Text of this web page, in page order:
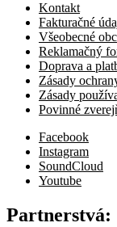
Kontakt
Fakturačné
Všeobecné
Reklamačný
Doprava a
Zásady
Zásady
Povinné
Facebook
Instagram
SoundCloud
Youtube
Partnerstvá: